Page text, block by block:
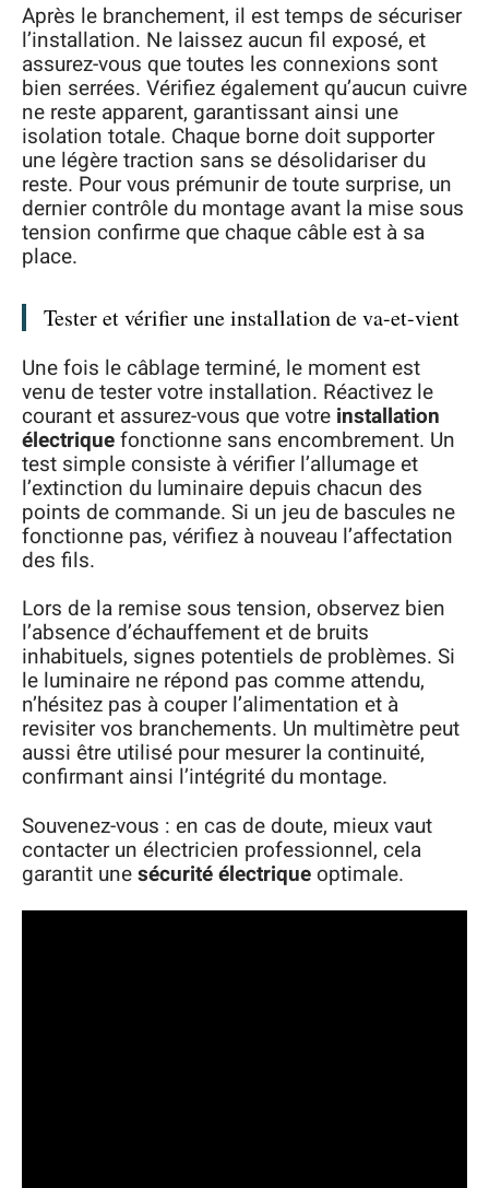
Après le branchement, il est temps de sécuriser
l’installation. Ne laissez aucun fil exposé, et
assurez-vous que toutes les connexions sont
bien serrées. Vérifiez également qu’aucun cuivre
ne reste apparent, garantissant ainsi une
isolation totale. Chaque borne doit supporter
une légère traction sans se désolidariser du
reste. Pour vous prémunir de toute surprise, un
dernier contrôle du montage avant la mise sous
tension confirme que chaque câble est à sa
place.
Tester et vérifier une installation de va-et-vient
Une fois le câblage terminé, le moment est
venu de tester votre installation. Réactivez le
courant et assurez-vous que votre installation
électriquefonctionne sans encombrement. Un
test simple consiste à vérifier l’allumage et
l’extinction du luminaire depuis chacun des
points de commande. Si un jeu de bascules ne
fonctionne pas, vérifiez à nouveau l’affectation
des fils.
Lors de la remise sous tension, observez bien
l’absence d’échauffement et de bruits
inhabituels, signes potentiels de problèmes. Si
le luminaire ne répond pas comme attendu,
n’hésitez pas à couper l’alimentation et à
revisiter vos branchements. Un multimètre peut
aussi être utilisé pour mesurer la continuité,
confirmant ainsi l’intégrité du montage.
Souvenez-vous : en cas de doute, mieux vaut
contacter un électricien professionnel, cela
garantit unesécurité électrique optimale.